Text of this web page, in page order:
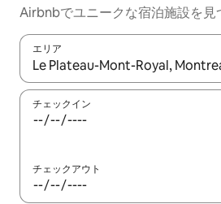
Airbnbでユニークな宿泊施設を見
エリア
検索結果が表示されたら、上下の
チェックイン
チェックアウト